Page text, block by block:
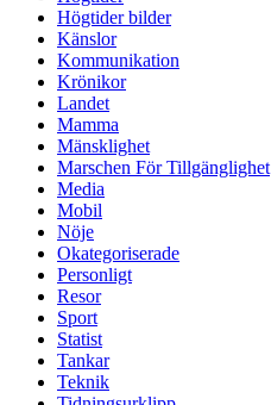
Högtider bilder
Känslor
Kommunikation
Krönikor
Landet
Mamma
Mänsklighet
Marschen För Tillgänglighet
Media
Mobil
Nöje
Okategoriserade
Personligt
Resor
Sport
Statist
Tankar
Teknik